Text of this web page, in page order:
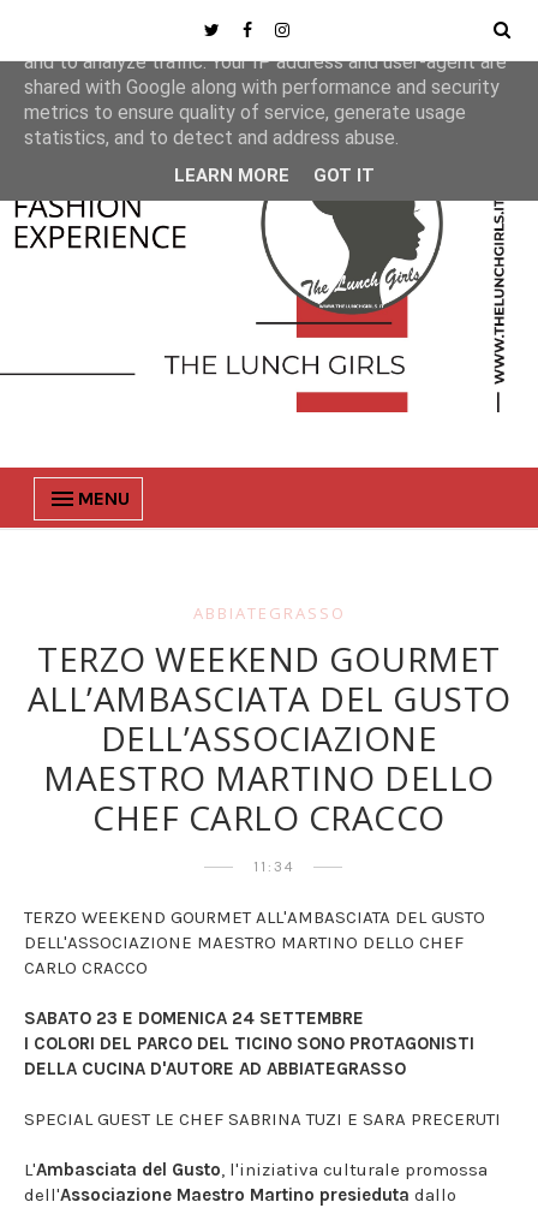
MENU
ABBIATEGRASSO
TERZO WEEKEND GOURMET
ALL’AMBASCIATA DEL GUSTO
DELL’ASSOCIAZIONE
MAESTRO MARTINO DELLO
CHEF CARLO CRACCO
11:34
TERZO WEEKEND GOURMET ALL'AMBASCIATA DEL GUSTO
DELL'ASSOCIAZIONE MAESTRO MARTINO DELLO CHEF
CARLO CRACCO
SABATO 23 E DOMENICA 24 SETTEMBRE
I COLORI DEL PARCO DEL TICINO SONO PROTAGONISTI
DELLA CUCINA D'AUTORE AD ABBIATEGRASSO
SPECIAL GUEST LE CHEF SABRINA TUZI E SARA PRECERUTI
L'Ambasciata del Gusto, l'iniziativa culturale promossa
dell'Associazione Maestro Martino presieduta dallo
This site uses cookies from Google to deliver its services
and to analyze traffic. Your IP address and user-agent are
shared with Google along with performance and security
metrics to ensure quality of service, generate usage
statistics, and to detect and address abuse.
LEARN MORE GOT IT